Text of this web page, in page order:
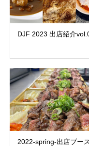
DJF 2023 出店紹介
2022-spring-出店ブー